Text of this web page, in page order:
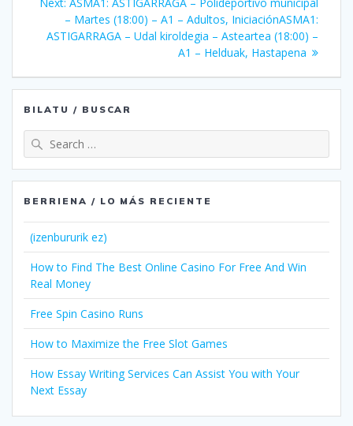
zehar
post:
– Martes (18:00) – A1 – Adultos, IniciaciónASMA1:
ASTIGARRAGA – Udal kiroldegia – Asteartea (18:00) –
A1 – Helduak, Hastapena
BILATU / BUSCAR
Search
for:
BERRIENA / LO MÁS RECIENTE
(izenbururik ez)
How to Find The Best Online Casino For Free And Win
Real Money
Free Spin Casino Runs
How to Maximize the Free Slot Games
How Essay Writing Services Can Assist You with Your
Next Essay